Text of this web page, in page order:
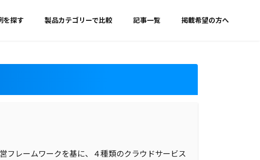
を探す 製品カテゴリーで比較 記事一覧 掲載希望の方へ
フレームワークを基に、４種類のクラウドサービス